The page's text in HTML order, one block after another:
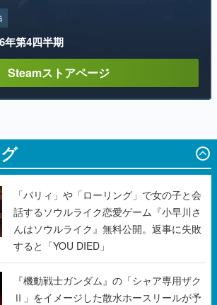
「パリィ」や「ローリング」で女の子と会
話するソウルライク恋愛ゲーム『小早川さ
んはソウルライク』無料公開。返事に失敗
すると「YOU DIED」
『機動戦士ガンダム』の「シャア専用ザク
Ⅱ」をイメージした散水ホースリールが予
約開始。本体にはシャアのパーソナルマー
クやジオン公国軍のエンブレム、型式番号
などを配置